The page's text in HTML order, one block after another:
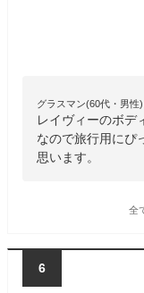
グラスマン(60代・男性)
レイヴィーのボデ
なので旅行用にぴ
思います。
全
6